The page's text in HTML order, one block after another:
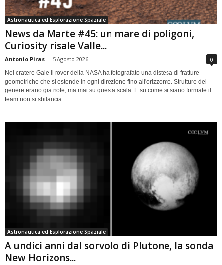
Astronautica ed Esplorazione Spaziale
News da Marte #45: un mare di poligoni,
Curiosity risale Valle...
Antonio Piras - 5 Agosto 2026 0
Nel cratere Gale il rover della NASA ha fotografato una distesa di fratture
geometriche che si estende in ogni direzione fino all'orizzonte. Strutture del
genere erano già note, ma mai su questa scala. E su come si siano formate il
team non si sbilancia.
Astronautica ed Esplorazione Spaziale
A undici anni dal sorvolo di Plutone, la sonda
New Horizons...